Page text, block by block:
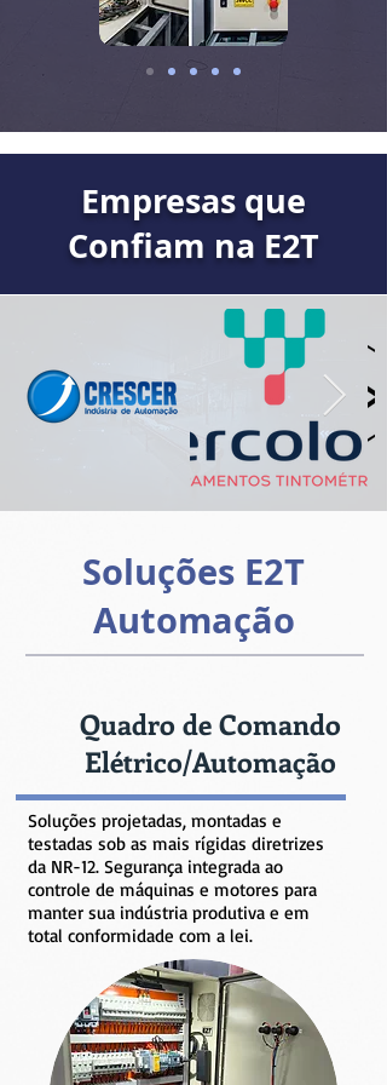
Empresas que
Confiam na E2T
Soluções E2T
Automação
Quadro de Comando
Elétrico/Automação
Soluções projetadas, montadas e
testadas sob as mais rígidas diretrizes
da NR-12. Segurança integrada ao
controle de máquinas e motores para
manter sua indústria produtiva e em
total conformidade com a lei.